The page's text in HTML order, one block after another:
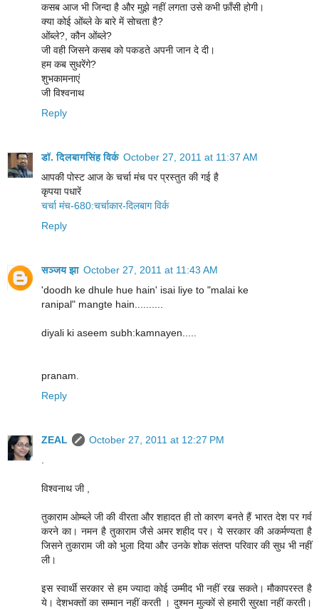
कसब आज भी जिन्दा है और मुझे नहीं लगता उसे कभी फ़ाँसी होगी।
क्या कोई ओंब्ले के बारे में सोचता है?
ओंब्ले?, कौन ओंब्ले?
जी वही जिसने कसब को पकडते अपनी जान दे दी।
हम कब सुधरेंगे?
शुभकामनाएं
जी विश्वनाथ
Reply
डॉ. दिलबागसिंह विर्क October 27, 2011 at 11:37 AM
आपकी पोस्ट आज के चर्चा मंच पर प्रस्तुत की गई है
कृपया पधारें
चर्चा मंच-680:चर्चाकार-दिलबाग विर्क
Reply
सञ्जय झा October 27, 2011 at 11:43 AM
'doodh ke dhule hue hain' isai liye to "malai ke
ranipal" mangte hain..........
diyali ki aseem subh:kamnayen.....
pranam.
Reply
ZEAL
October 27, 2011 at 12:27 PM
विश्वनाथ जी ,
तुकाराम ओम्ब्ले जी की वीरता और शहादत ही तो कारण बनते हैं भारत देश पर गर्व
करने का। नमन है तुकाराम जैसे अमर शहीद पर। ये सरकार की अकर्मण्यता है
जिसने तुकाराम जी को भुला दिया और उनके शोक संतप्त परिवार की सुध भी नहीं
ली।
इस स्वार्थी सरकार से हम ज्यादा कोई उम्मीद भी नहीं रख सकते। मौकापरस्त है
ये। देशभक्तों का सम्मान नहीं करती । दुश्मन मुल्कों से हमारी सुरक्षा नहीं करती।